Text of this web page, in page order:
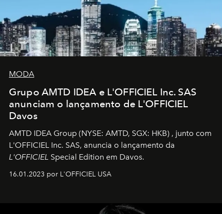
MODA
Grupo AMTD IDEA e L'OFFICIEL Inc. SAS
anunciam o lançamento de L'OFFICIEL
Davos
AMTD IDEA Group (NYSE: AMTD, SGX: HKB) , junto com
L'OFFICIEL Inc. SAS, anuncia o lançamento da
L'OFFICIEL Special Edition em Davos.
16.01.2023 por L'OFFICIEL USA